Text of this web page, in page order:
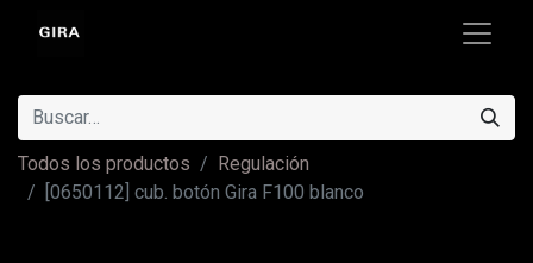
Todos los productos
Regulación
[0650112] cub. botón Gira F100 blanco